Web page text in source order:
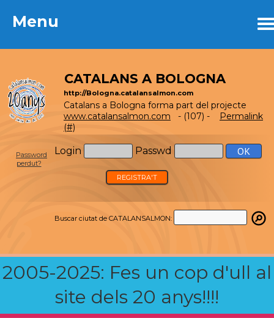
Menu
CATALANS A BOLOGNA
http://Bologna.catalansalmon.com
Catalans a Bologna forma part del projecte
www.catalansalmon.com - (107) -
Permalink
(#)
Login Passwd
Password
perdut?
REGISTRA'T
Buscar ciutat de CATALANSALMON:
2005-2025: Fes un cop d'ull al
site dels 20 anys!!!!
Menu